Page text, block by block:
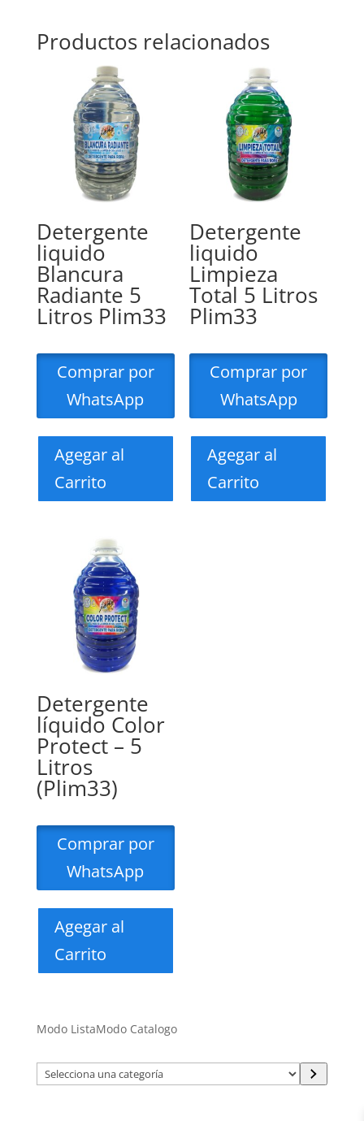
Productos relacionados
Detergente
liquido
Blancura
Radiante 5
Litros Plim33
Comprar por
WhatsApp
Agegar al
Carrito
Detergente
liquido
Limpieza
Total 5 Litros
Plim33
Comprar por
WhatsApp
Agegar al
Carrito
Detergente
líquido Color
Protect – 5
Litros
(Plim33)
Comprar por
WhatsApp
Agegar al
Carrito
Modo ListaModo Catalogo
Selecciona
una